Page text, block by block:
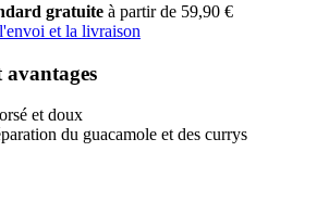
gratuite à partir de 59,90 €
et la livraison
avantages
et doux
du guacamole et des currys